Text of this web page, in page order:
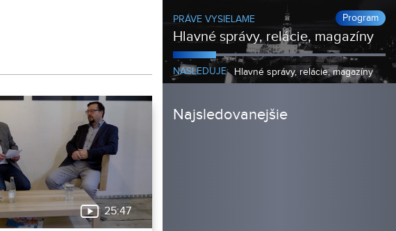
25:47
Program
PRÁVE VYSIELAME
Hlavné správy, relácie, magazíny
NASLEDUJE: Hlavné správy, relácie, magazíny
Najsledovanejšie